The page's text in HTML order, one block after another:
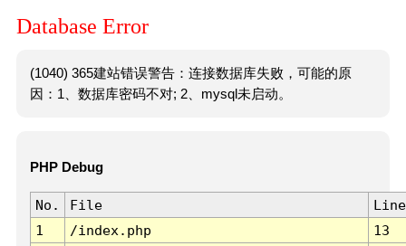
Database Error
(1040) 365建站错误警告：连接数据库失败，可能的原
因：1、数据库密码不对; 2、mysql未启动。
PHP Debug
No. File
Line
1
/index.php 13